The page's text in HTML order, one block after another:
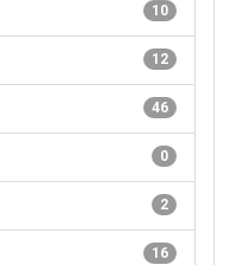
10
12
46
0
2
16